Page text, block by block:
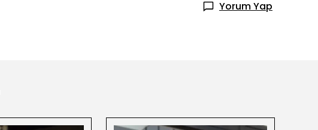
Yorum Yap